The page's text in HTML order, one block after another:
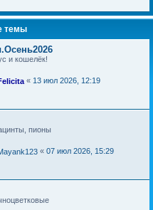
темы
и кошелёк!
« 13 июл 2026, 12:19
пионы
« 07 июл 2026, 15:29